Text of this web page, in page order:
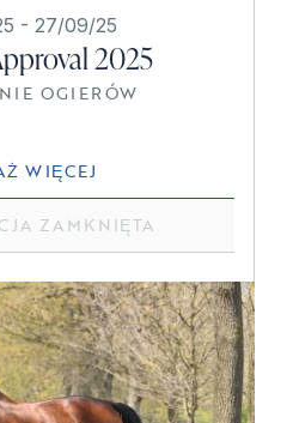
- 27/09/25
2025
OGIERÓW
WIĘCEJ
ZAMKNIĘTA